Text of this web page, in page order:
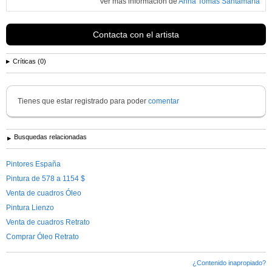
Contacta con el artista
Críticas (0)
Tienes que estar registrado para poder comentar
Busquedas relacionadas
Pintores España
Pintura de 578 a 1154 $
Venta de cuadros Óleo
Pintura Lienzo
Venta de cuadros Retrato
Comprar Óleo Retrato
¿Contenido inapropiado?